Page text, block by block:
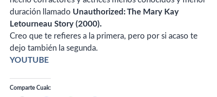
duración llamado Unauthorized: The Mary Kay
Letourneau Story (2000).
Creo que te refieres a la primera, pero por si acaso te
dejo también la segunda.
YOUTUBE
Comparte Cuak: